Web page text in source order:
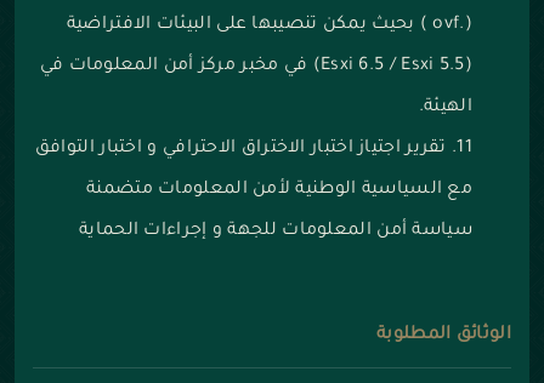
(.ovf ) بحيث يمكن تنصيبها على البيئات الافتراضية
(Esxi 6.5 / Esxi 5.5) في مخبر مركز أمن المعلومات في
الهيئة.
تقرير اجتياز اختبار الاختراق الاحترافي و اختبار التوافق
مع السياسية الوطنية لأمن المعلومات متضمنة
سياسة أمن المعلومات للجهة و إجراءات الحماية
الوثائق المطلوبة